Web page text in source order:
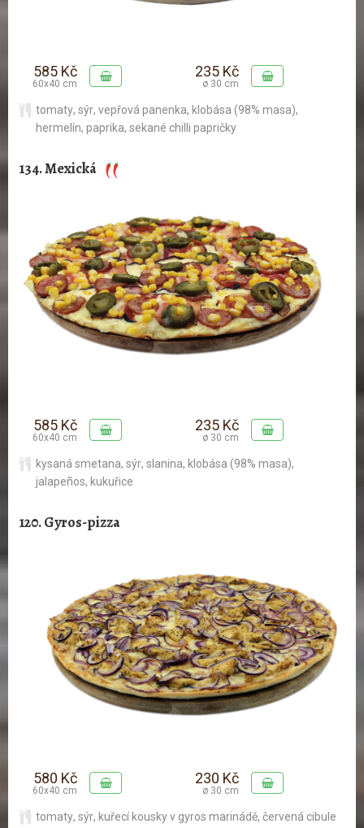
585 Kč
60x40 cm
235 Kč
ø 30 cm
tomaty, sýr, vepřová panenka, klobása (98% masa),
hermelín, paprika, sekané chilli papričky
134. Mexická
585 Kč
60x40 cm
235 Kč
ø 30 cm
kysaná smetana, sýr, slanina, klobása (98% masa),
jalapeños, kukuřice
120. Gyros-pizza
580 Kč
60x40 cm
230 Kč
ø 30 cm
tomaty, sýr, kuřecí kousky v gyros marinádě, červená cibule